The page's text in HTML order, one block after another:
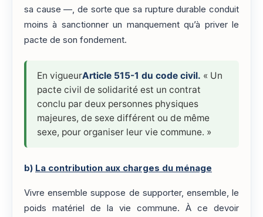
sa cause —, de sorte que sa rupture durable conduit
moins à sanctionner un manquement qu’à priver le
pacte de son fondement.
En vigueurArticle 515-1 du code civil. « Un
pacte civil de solidarité est un contrat
conclu par deux personnes physiques
majeures, de sexe différent ou de même
sexe, pour organiser leur vie commune. »
b) La contribution aux charges du ménage
Vivre ensemble suppose de supporter, ensemble, le
poids matériel de la vie commune. À ce devoir